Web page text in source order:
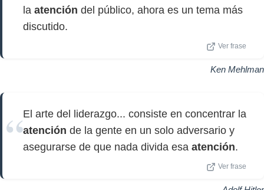
la atención del público, ahora es un tema más
discutido.
Ver frase
Ken Mehlman
El arte del liderazgo... consiste en concentrar la
atención de la gente en un solo adversario y
asegurarse de que nada divida esa atención.
Ver frase